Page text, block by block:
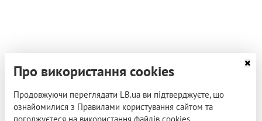
Про використання cookies
Продовжуючи переглядати LB.ua ви підтверджуєте, що
ознайомилися з Правилами користування сайтом та